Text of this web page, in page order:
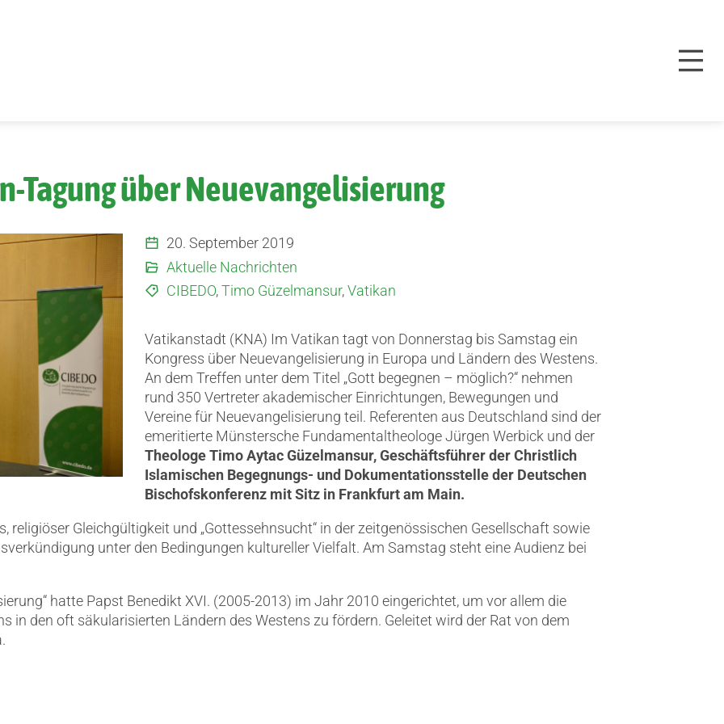
Tagung über Neuevangelisierung
20. September 2019
Aktuelle Nachrichten
CIBEDO,Timo Güzelmansur,Vatikan
Vatikanstadt (KNA) Im Vatikan tagt von Donnerstag bis Samstag ein
Kongress über Neuevangelisierung in Europa und Ländern des Westens.
An dem Treffen unter dem Titel „Gott begegnen – möglich?“ nehmen
rund 350 Vertreter akademischer Einrichtungen, Bewegungen und
Vereine für Neuevangelisierung teil. Referenten aus Deutschland sind der
emeritierte Münstersche Fundamentaltheologe Jürgen Werbick und der
Theologe Timo Aytac Güzelmansur, Geschäftsführer der Christlich
Islamischen Begegnungs- und Dokumentationsstelle der Deutschen
Bischofskonferenz mit Sitz in Frankfurt am Main.
religiöser Gleichgültigkeit und „Gottessehnsucht“ in der zeitgenössischen Gesellschaft sowie
unter den Bedingungen kultureller Vielfalt. Am Samstag steht eine Audienz bei
hatte Papst Benedikt XVI. (2005-2013) im Jahr 2010 eingerichtet, um vor allem die
in den oft säkularisierten Ländern des Westens zu fördern. Geleitet wird der Rat von dem